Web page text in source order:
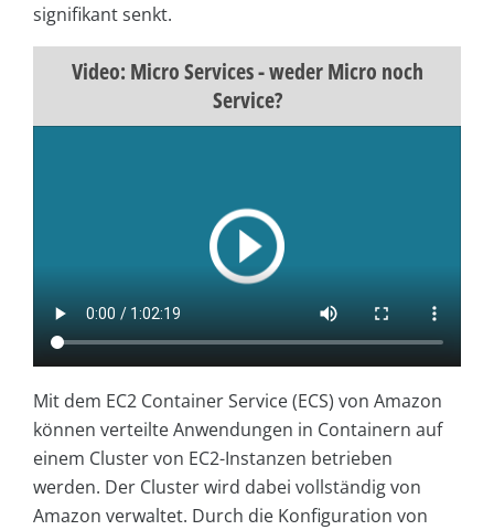
signifikant senkt.
Video: Micro Services - weder Micro noch
Service?
Mit dem EC2 Container Service (ECS) von Amazon
können verteilte Anwendungen in Containern auf
einem Cluster von EC2-Instanzen betrieben
werden. Der Cluster wird dabei vollständig von
Amazon verwaltet. Durch die Konfiguration von